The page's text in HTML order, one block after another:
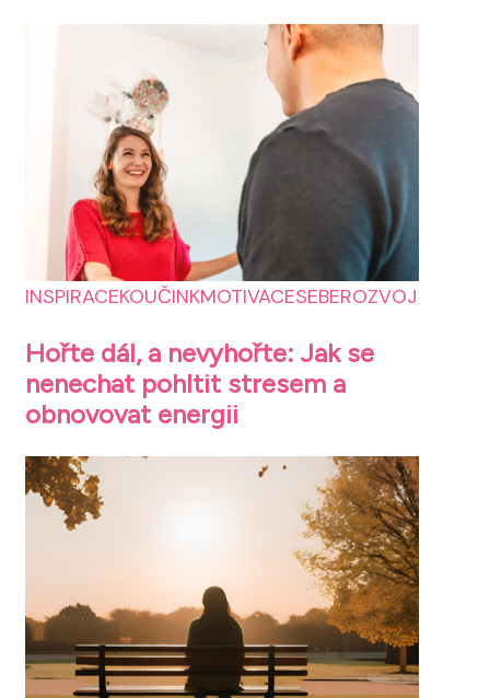
INSPIRACEKOUČINKMOTIVACESEBEROZVOJ
Hořte dál, a nevyhořte: Jak se
nenechat pohltit stresem a
obnovovat energii